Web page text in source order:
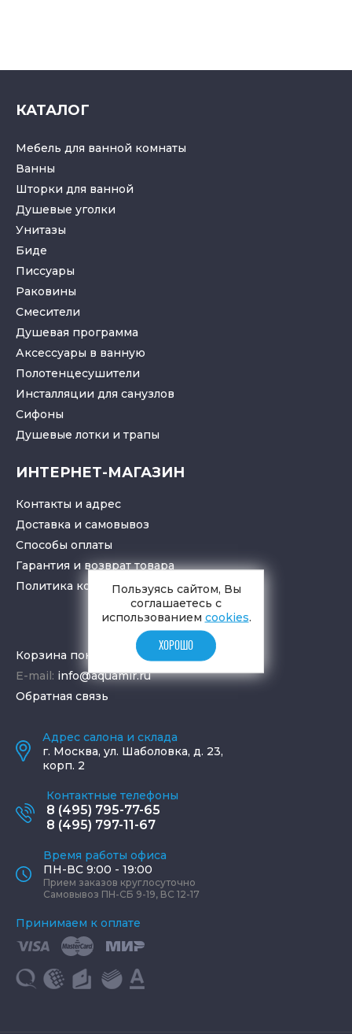
КАТАЛОГ
Мебель для ванной комнаты
Ванны
Шторки для ванной
Душевые уголки
Унитазы
Биде
Писсуары
Раковины
Смесители
Душевая программа
Аксессуары в ванную
Полотенцесушители
Инсталляции для санузлов
Cифоны
Душевые лотки и трапы
ИНТЕРНЕТ-МАГАЗИН
Контакты и адрес
Доставка и самовывоз
Способы оплаты
Гарантия и возврат товара
Политика конфиденциальности
Корзина покупок
E-mail: info@aquamir.ru
Обратная связь
Адрес салона и склада
г. Москва, ул. Шаболовка, д. 23,
корп. 2
Контактные телефоны
8 (495) 795-77-65
8 (495) 797-11-67
Время работы офиса
ПН-ВС 9:00 - 19:00
Прием заказов круглосуточно
Самовывоз ПН-СБ 9-19, ВС 12-17
Принимаем к оплате
Пользуясь сайтом, Вы
соглашаетесь с
использованием cookies.
ХОРОШО